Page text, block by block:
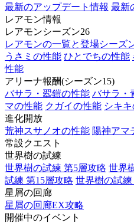
最新のアップデート情報 最新
レアモン情報
レアモンシーズン26
レアモンの一覧と登場シーズ
うさミの性能 ひとでちの性能
性能
アリーナ報酬(シーズン15)
バサラ・翆鎧の性能 バサラ・
マの性能 クガイの性能 シキ
進化開放
荒神スサノオの性能 陽神アマ
常設クエスト
世界樹の試練
世界樹の試練 第5層攻略 世界
試練 第15層攻略 世界樹の試練
星屑の回廊
星屑の回廊EX攻略
開催中のイベント